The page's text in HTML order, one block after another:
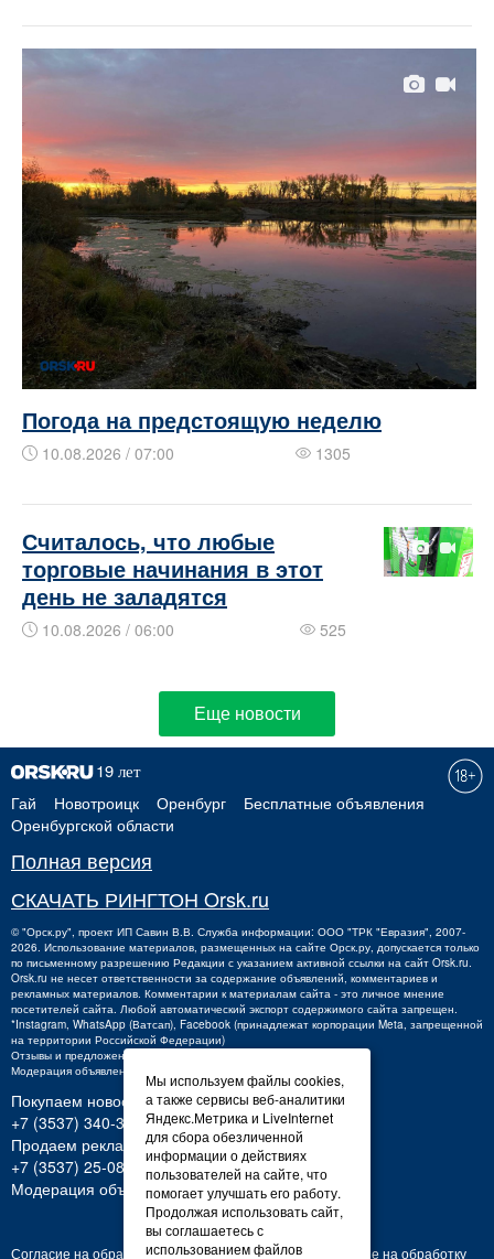
Погода на предстоящую неделю
10.08.2026 / 07:00 1305
​​​​Считалось, что любые
торговые начинания в этот
день не заладятся
10.08.2026 / 06:00 525
Еще новости
Гай Новотроицк Оренбург
Бесплатные объявления
Оренбургской области
Полная версия
СКАЧАТЬ РИНГТОН Orsk.ru
©"Орск.ру", проект ИП Савин В.В. Служба информации: ООО "ТРК "Евразия", 2007-
2026. Использование материалов, размещенных на сайте Орск.ру, допускается только
по письменному разрешению Редакции с указанием активной ссылки на сайт Orsk.ru.
Orsk.ru не несет ответственности за содержание объявлений, комментариев и
рекламных материалов. Комментарии к материалам сайта - это личное мнение
посетителей сайта. Любой автоматический экспорт содержимого сайта запрещен.
*Instagram, WhatsApp (Ватсап), Facebook (принадлежат корпорации Meta, запрещенной
на территории Российской Федерации)
Отзывы и предложения о работе портала:
Модерация объявлений +7 (3537) 32-71-28
Покупаем новости:
+7 (3537) 340-300,340300@orsk.ru
Продаем рекламу:
+7 (3537) 25-08-07;250807@orsk.ru
Модерация объявлений: +7 (3537) 32-71-28
Согласие на обработку персональных данных Согласие на обработку
Мы используем файлы cookies,
а также сервисы веб-аналитики
Яндекс.Метрика и LiveInternet
для сбора обезличенной
информации о действиях
пользователей на сайте, что
помогает улучшать его работу.
Продолжая использовать сайт,
вы соглашаетесь с
использованием файлов